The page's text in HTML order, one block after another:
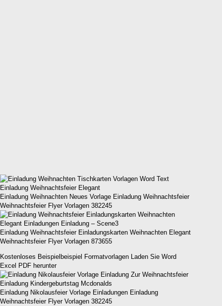
Einladung Weihnachten Neues Vorlage Einladung Weihnachtsfeier
Weihnachtsfeier Flyer Vorlagen 382245
Einladung Weihnachtsfeier Einladungskarten Weihnachten Elegant
Weihnachtsfeier Flyer Vorlagen 873655
Kostenloses Beispielbeispiel Formatvorlagen Laden Sie Word
Excel PDF herunter
Einladung Nikolausfeier Vorlage Einladungen Einladung
Weihnachtsfeier Flyer Vorlagen 382245